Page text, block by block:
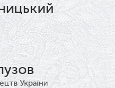
України